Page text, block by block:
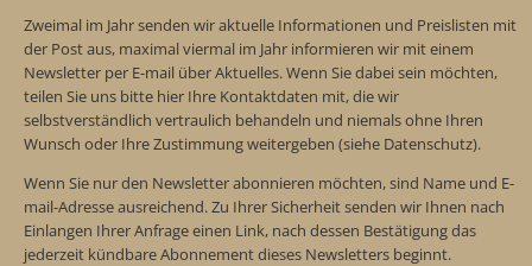
Zweimal im Jahr senden wir aktuelle Informationen und Preislisten mit
der Post aus, maximal viermal im Jahr informieren wir mit einem
Newsletter per E-mail über Aktuelles. Wenn Sie dabei sein möchten,
teilen Sie uns bitte hier Ihre Kontaktdaten mit, die wir
selbstverständlich vertraulich behandeln und niemals ohne Ihren
Wunsch oder Ihre Zustimmung weitergeben (siehe Datenschutz).
Wenn Sie nur den Newsletter abonnieren möchten, sind Name und E-
mail-Adresse ausreichend. Zu Ihrer Sicherheit senden wir Ihnen nach
Einlangen Ihrer Anfrage einen Link, nach dessen Bestätigung das
jederzeit kündbare Abonnement dieses Newsletters beginnt.